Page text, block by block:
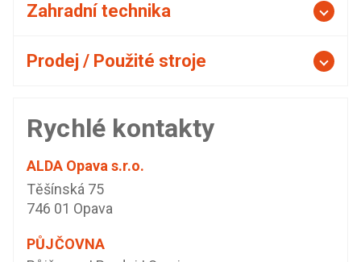
Zahradní technika
Prodej / Použité stroje
Rychlé kontakty
ALDA Opava s.r.o.
Těšínská 75
746 01 Opava
PŮJČOVNA